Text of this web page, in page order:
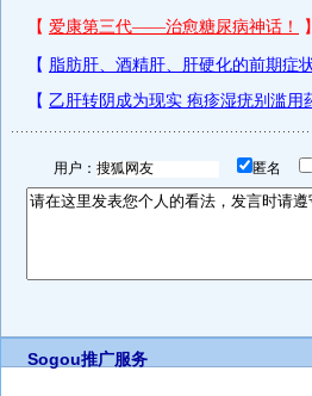
用户： 匿名
Sogou推广服务